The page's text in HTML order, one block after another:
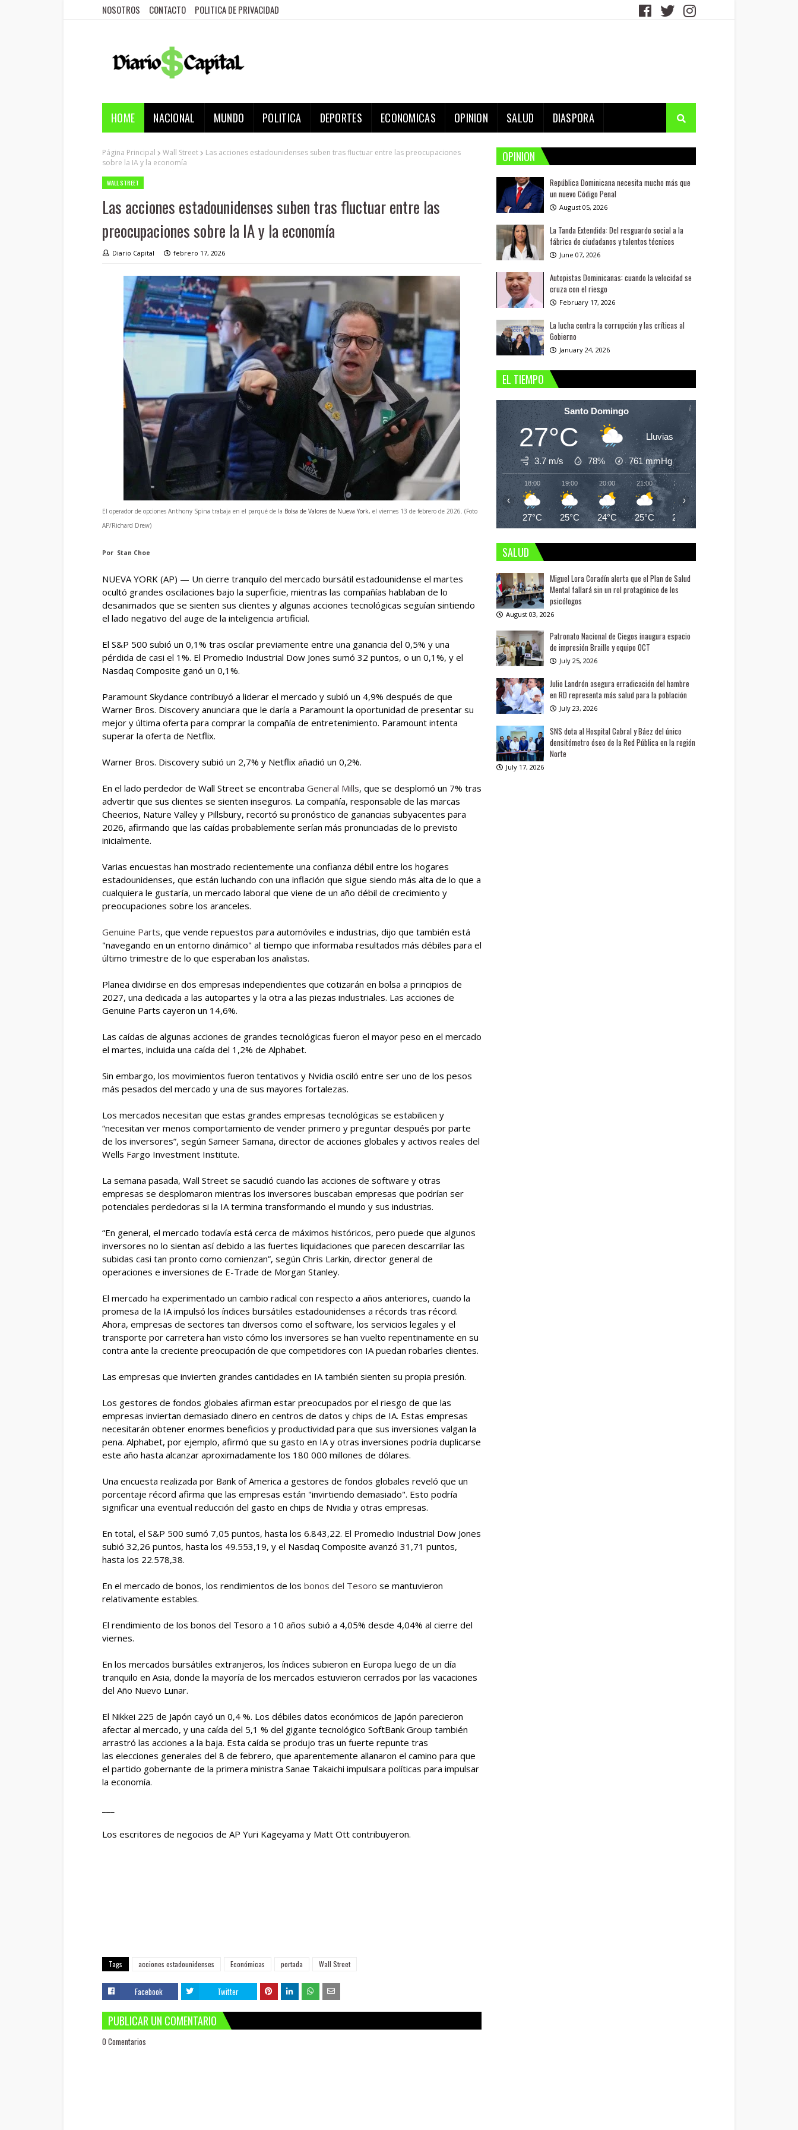
NOSOTROS CONTACTO POLITICA DE PRIVACIDAD
HOME NACIONAL MUNDO POLITICA DEPORTES ECONOMICAS OPINION SALUD DIASPORA
Página Principal Wall Street
Las acciones estadounidenses suben tras fluctuar entre las preocupaciones
sobre la IA y la economía
WALL STREET
Las acciones estadounidenses suben tras fluctuar entre las
preocupaciones sobre la IA y la economía
Diario Capital febrero 17, 2026
El operador de opciones Anthony Spina trabaja en el parqué de la Bolsa de Valores de Nueva York, el viernes 13 de febrero de 2026. (Foto
AP/Richard Drew)
Por Stan Choe
NUEVA YORK (AP) — Un cierre tranquilo del mercado bursátil estadounidense el martes
ocultó grandes oscilaciones bajo la superficie, mientras las compañías hablaban de lo
desanimados que se sienten sus clientes y algunas acciones tecnológicas seguían sintiendo
el lado negativo del auge de la inteligencia artificial.
El S&P 500 subió un 0,1% tras oscilar previamente entre una ganancia del 0,5% y una
pérdida de casi el 1%. El Promedio Industrial Dow Jones sumó 32 puntos, o un 0,1%, y el
Nasdaq Composite ganó un 0,1%.
Paramount Skydance contribuyó a liderar el mercado y subió un 4,9% después de que
Warner Bros. Discovery anunciara que le daría a Paramount la oportunidad de presentar su
mejor y última oferta para comprar la compañía de entretenimiento. Paramount intenta
superar la oferta de Netflix.
Warner Bros. Discovery subió un 2,7% y Netflix añadió un 0,2%.
En el lado perdedor de Wall Street se encontraba General Mills, que se desplomó un 7% tras
advertir que sus clientes se sienten inseguros. La compañía, responsable de las marcas
Cheerios, Nature Valley y Pillsbury, recortó su pronóstico de ganancias subyacentes para
2026, afirmando que las caídas probablemente serían más pronunciadas de lo previsto
inicialmente.
Varias encuestas han mostrado recientemente una confianza débil entre los hogares
estadounidenses, que están luchando con una inflación que sigue siendo más alta de lo que a
cualquiera le gustaría, un mercado laboral que viene de un año débil de crecimiento y
preocupaciones sobre los aranceles.
Genuine Parts, que vende repuestos para automóviles e industrias, dijo que también está
"navegando en un entorno dinámico" al tiempo que informaba resultados más débiles para el
último trimestre de lo que esperaban los analistas.
Planea dividirse en dos empresas independientes que cotizarán en bolsa a principios de
2027, una dedicada a las autopartes y la otra a las piezas industriales. Las acciones de
Genuine Parts cayeron un 14,6%.
Las caídas de algunas acciones de grandes tecnológicas fueron el mayor peso en el mercado
el martes, incluida una caída del 1,2% de Alphabet.
Sin embargo, los movimientos fueron tentativos y Nvidia osciló entre ser uno de los pesos
más pesados ​​del mercado y una de sus mayores fortalezas.
Los mercados necesitan que estas grandes empresas tecnológicas se estabilicen y
“necesitan ver menos comportamiento de vender primero y preguntar después por parte
de los inversores”, según Sameer Samana, director de acciones globales y activos reales del
Wells Fargo Investment Institute.
La semana pasada, Wall Street se sacudió cuando las acciones de software y otras
empresas se desplomaron mientras los inversores buscaban empresas que podrían ser
potenciales perdedoras si la IA termina transformando el mundo y sus industrias.
“En general, el mercado todavía está cerca de máximos históricos, pero puede que algunos
inversores no lo sientan así debido a las fuertes liquidaciones que parecen descarrilar las
subidas casi tan pronto como comienzan”, según Chris Larkin, director general de
operaciones e inversiones de E-Trade de Morgan Stanley.
El mercado ha experimentado un cambio radical con respecto a años anteriores, cuando la
promesa de la IA impulsó los índices bursátiles estadounidenses a récords tras récord.
Ahora, empresas de sectores tan diversos como el software, los servicios legales y el
transporte por carretera han visto cómo los inversores se han vuelto repentinamente en su
contra ante la creciente preocupación de que competidores con IA puedan robarles clientes.
Las empresas que invierten grandes cantidades en IA también sienten su propia presión.
Los gestores de fondos globales afirman estar preocupados por el riesgo de que las
empresas inviertan demasiado dinero en centros de datos y chips de IA. Estas empresas
necesitarán obtener enormes beneficios y productividad para que sus inversiones valgan la
pena. Alphabet, por ejemplo, afirmó que su gasto en IA y otras inversiones podría duplicarse
este año hasta alcanzar aproximadamente los 180 000 millones de dólares.
Una encuesta realizada por Bank of America a gestores de fondos globales reveló que un
porcentaje récord afirma que las empresas están "invirtiendo demasiado". Esto podría
significar una eventual reducción del gasto en chips de Nvidia y otras empresas.
En total, el S&P 500 sumó 7,05 puntos, hasta los 6.843,22. El Promedio Industrial Dow Jones
subió 32,26 puntos, hasta los 49.553,19, y el Nasdaq Composite avanzó 31,71 puntos,
hasta los 22.578,38.
En el mercado de bonos, los rendimientos de los bonos del Tesoro se mantuvieron
relativamente estables.
El rendimiento de los bonos del Tesoro a 10 años subió a 4,05% desde 4,04% al cierre del
viernes.
En los mercados bursátiles extranjeros, los índices subieron en Europa luego de un día
tranquilo en Asia, donde la mayoría de los mercados estuvieron cerrados por las vacaciones
del Año Nuevo Lunar.
El Nikkei 225 de Japón cayó un 0,4 %. Los débiles datos económicos de Japón parecieron
afectar al mercado, y una caída del 5,1 % del gigante tecnológico SoftBank Group también
arrastró las acciones a la baja. Esta caída se produjo tras un fuerte repunte tras
las elecciones generales del 8 de febrero, que aparentemente allanaron el camino para que
el partido gobernante de la primera ministra Sanae Takaichi impulsara políticas para impulsar
la economía.
Los escritores de negocios de AP Yuri Kageyama y Matt Ott contribuyeron.
Tags acciones estadounidenses Económicas portada Wall Street
Facebook Twitter
PUBLICAR UN COMENTARIO
0 Comentarios
OPINION
República Dominicana necesita mucho más que
un nuevo Código Penal
August 05, 2026
La Tanda Extendida: Del resguardo social a la
fábrica de ciudadanos y talentos técnicos
June 07, 2026
Autopistas Dominicanas: cuando la velocidad se
cruza con el riesgo
February 17, 2026
La lucha contra la corrupción y las críticas al
Gobierno
January 24, 2026
EL TIEMPO
Santo Domingo
27°C Lluvias
3.7 m/s 78% 761mmHg
18:00
27°C
19:00
25°C
20:00
24°C
21:00
25°C
22:00
24°C
‹ ›
SALUD
Miguel Lora Coradín alerta que el Plan de Salud
Mental fallará sin un rol protagónico de los
psicólogos
August 03, 2026
Patronato Nacional de Ciegos inaugura espacio
de impresión Braille y equipo OCT
July 25, 2026
Julio Landrón asegura erradicación del hambre
en RD representa más salud para la población
July 23, 2026
SNS dota al Hospital Cabral y Báez del único
densitómetro óseo de la Red Pública en la región
Norte
July 17, 2026